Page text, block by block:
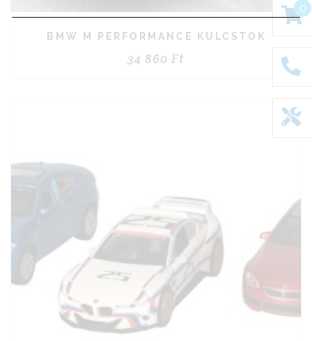
0
BMW M PERFORMANCE KULCSTOK
34 860 Ft